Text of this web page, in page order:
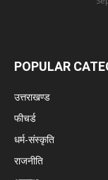
POPULAR
उत्तराखण्ड
फीचर्ड
धर्म-संस्कृति
राजनीति